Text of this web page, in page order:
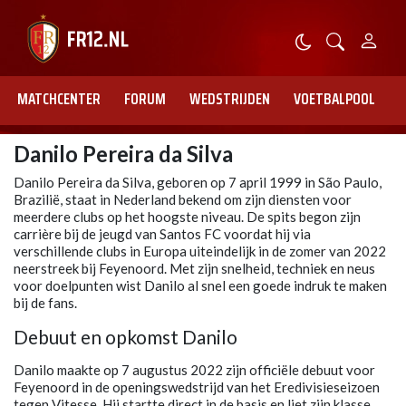
MATCHCENTER FORUM WEDSTRIJDEN VOETBALPOOL
Danilo Pereira da Silva
Danilo Pereira da Silva, geboren op 7 april 1999 in São Paulo,
Brazilië, staat in Nederland bekend om zijn diensten voor
meerdere clubs op het hoogste niveau. De spits begon zijn
carrière bij de jeugd van Santos FC voordat hij via
verschillende clubs in Europa uiteindelijk in de zomer van 2022
neerstreek bij Feyenoord. Met zijn snelheid, techniek en neus
voor doelpunten wist Danilo al snel een goede indruk te maken
bij de fans.
Debuut en opkomst Danilo
Danilo maakte op 7 augustus 2022 zijn officiële debuut voor
Feyenoord in de openingswedstrijd van het Eredivisieseizoen